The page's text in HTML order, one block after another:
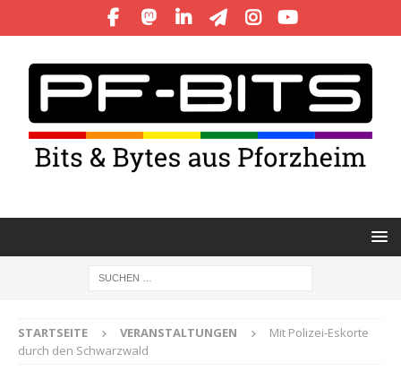
STARTSEITE VERANSTALTUNGEN
Mit Polizei-Eskorte
durch den Schwarzwald